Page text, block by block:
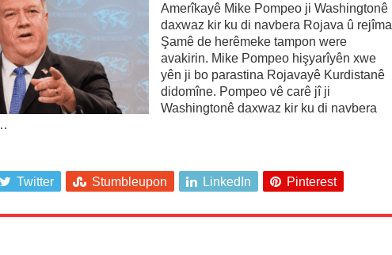
Amerîkayê Mike Pompeo ji Washingtonê
daxwaz kir ku di navbera Rojava û rejîma
Şamê de herêmeke tampon were
avakirin. Mike Pompeo hişyarîyên xwe
yên ji bo parastina Rojavayê Kurdistanê
didomîne. Pompeo vê carê jî ji
Washingtonê daxwaz kir ku di navbera
Twitter Stumbleupon LinkedIn Pinterest